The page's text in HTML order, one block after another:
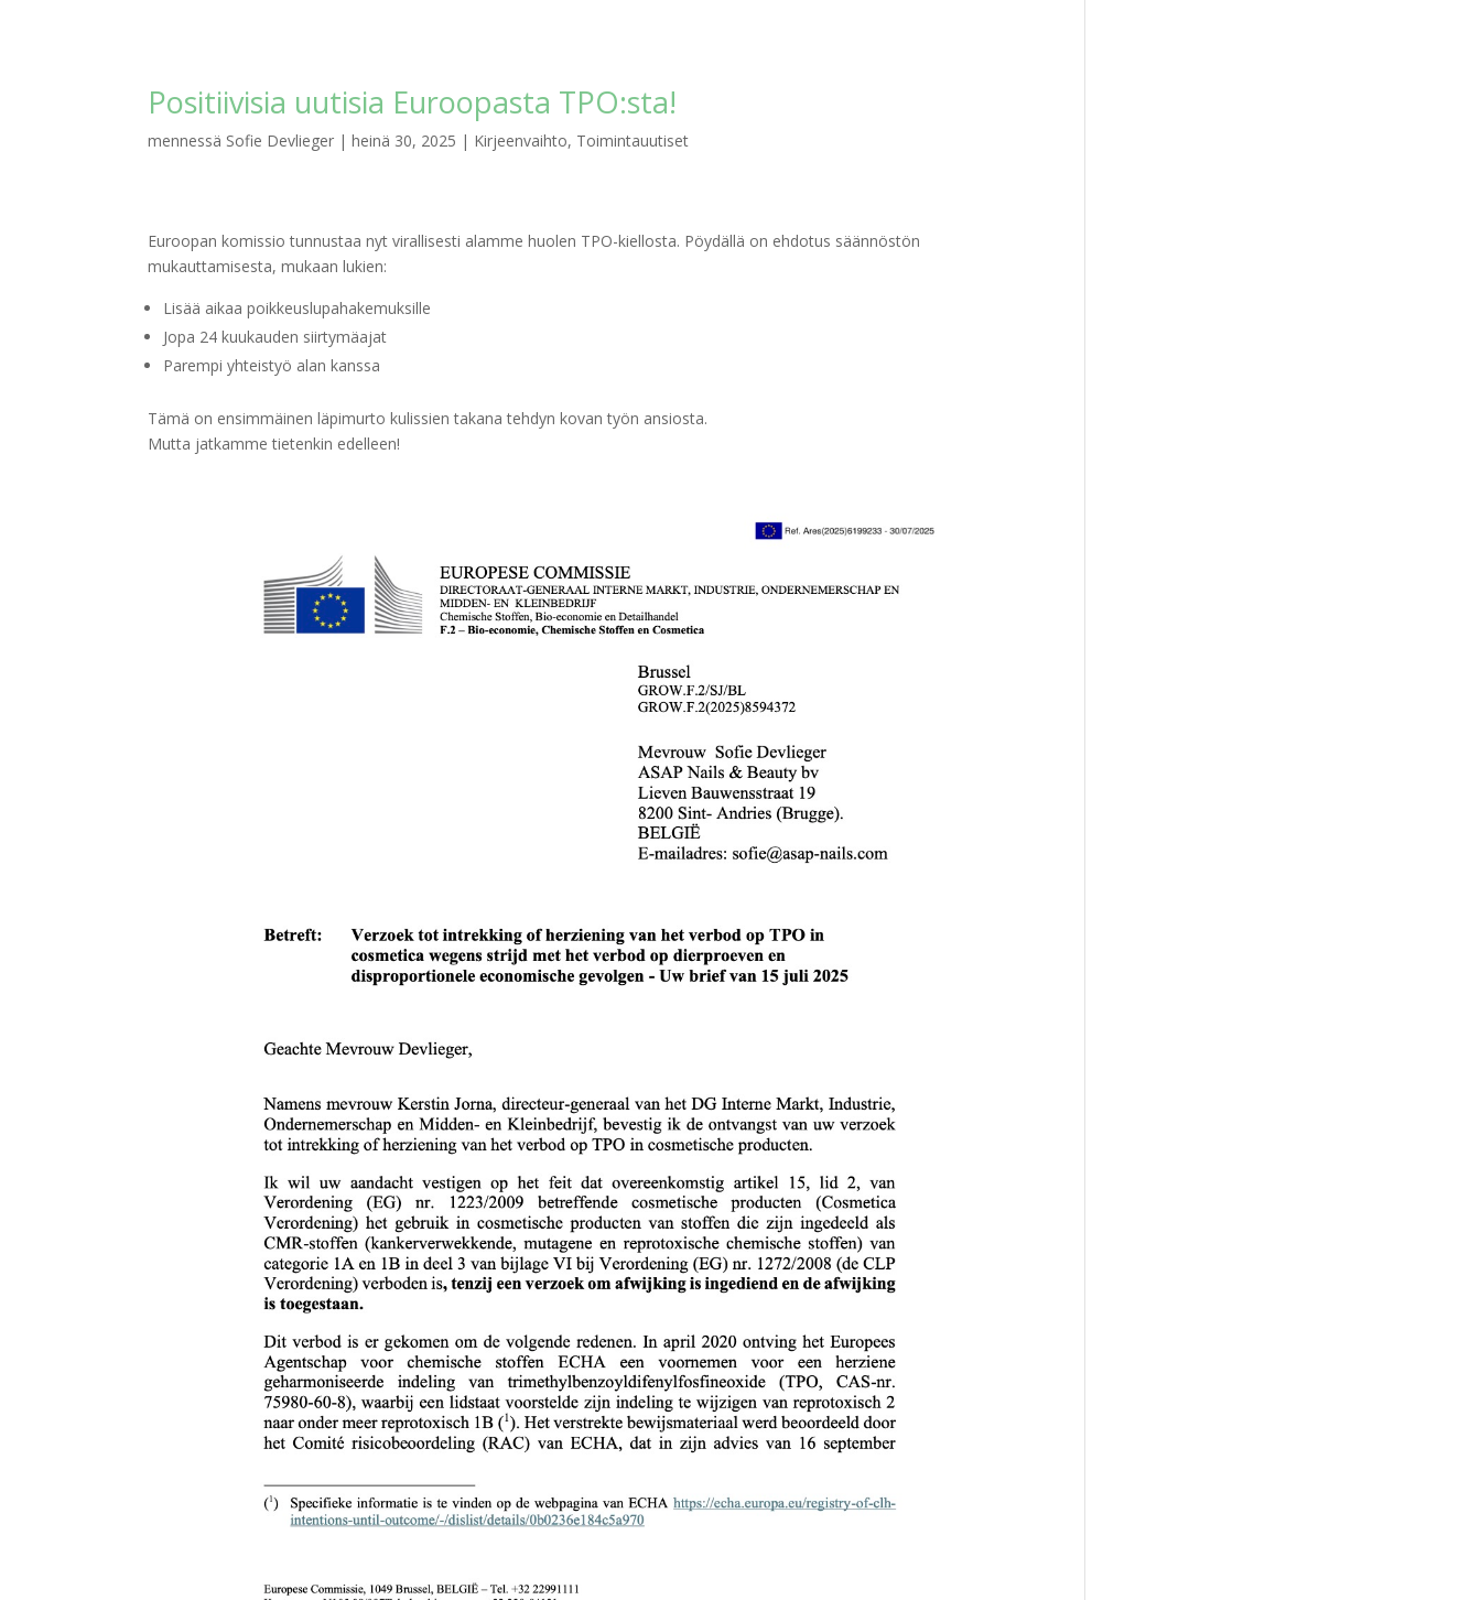
Positiivisia uutisia Euroopasta TPO:sta!
mennessä Sofie Devlieger |heinä 30, 2025 | Kirjeenvaihto, Toimintauutiset
Euroopan komissio tunnustaa nyt virallisesti alamme huolen TPO-kiellosta. Pöydällä on ehdotus säännöstön
mukauttamisesta, mukaan lukien:
Lisää aikaa poikkeuslupahakemuksille
Jopa 24 kuukauden siirtymäajat
Parempi yhteistyö alan kanssa
Tämä on ensimmäinen läpimurto kulissien takana tehdyn kovan työn ansiosta.
Mutta jatkamme tietenkin edelleen!